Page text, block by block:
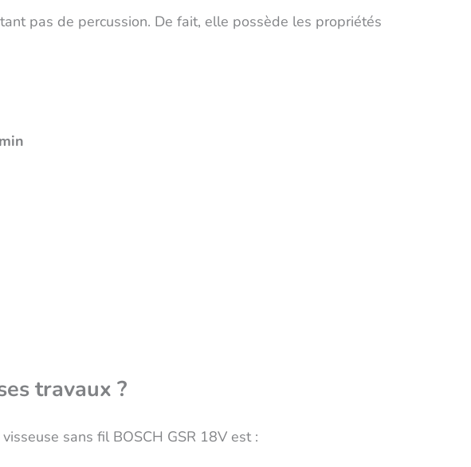
pas de percussion. De fait, elle possède les propriétés
travaux ?
sans fil BOSCH GSR 18V est :